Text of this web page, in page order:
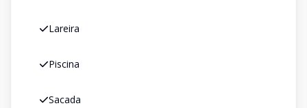
Lareira
Piscina
Sacada